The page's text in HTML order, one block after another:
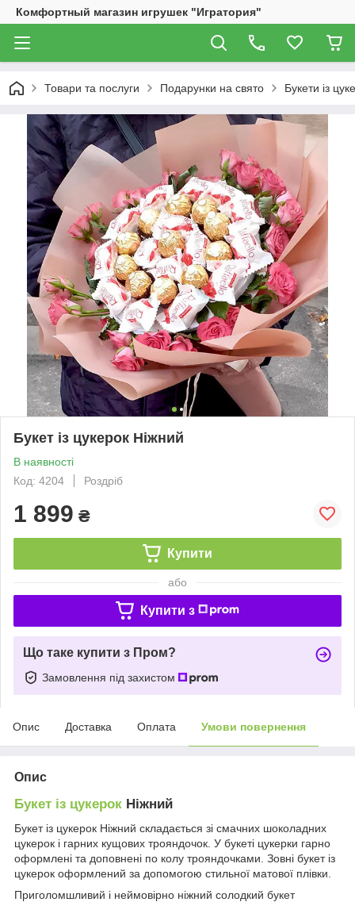
Комфортный магазин игрушек "Игратория"
Товари та послуги Подарунки на свято Букети із
Букет із цукерок Ніжний
В наявності
Код: 4204
Роздріб
1 899 ₴
Купити
або
Купити з
Що таке купити з Пром?
Замовлення під захистом
Опис Доставка Оплата Умови повернення
Опис
Букет із цукерок Ніжний
Букет із цукерок Ніжний складається зі смачних шоколадних
цукерок і гарних кущових трояндочок. У букеті цукерки гарно
оформлені та доповнені по колу трояндочками. Зовні букет із
цукерок оформлений за допомогою стильної матової плівки.
Приголомшливий і неймовірно ніжний солодкий букет